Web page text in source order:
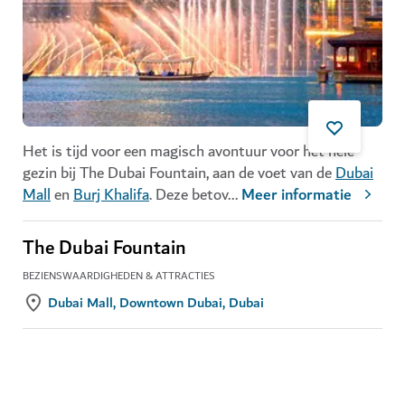
Het is tijd voor een magisch avontuur voor het hele
gezin bij The Dubai Fountain, aan de voet van deDubai
MallenBurj Khalifa. Deze betov...Meer informatie
The Dubai Fountain
BEZIENSWAARDIGHEDEN & ATTRACTIES
Dubai Mall, Downtown Dubai, Dubai